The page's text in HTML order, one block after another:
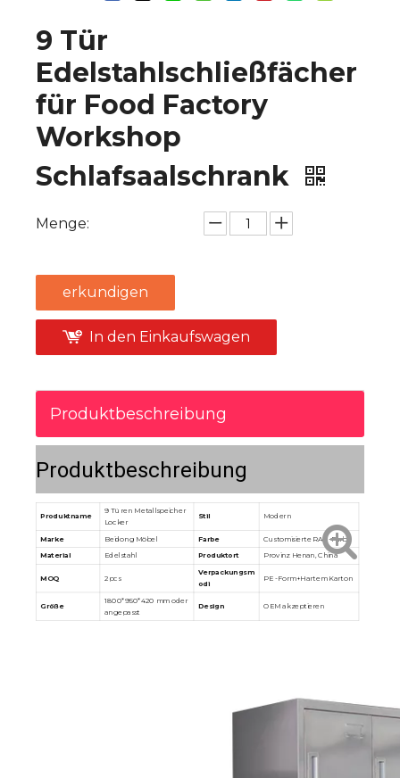
9 Tür
Edelstahlschließfächer
für Food Factory
Workshop
Schlafsaalschrank
Menge:
erkundigen
In den Einkaufswagen
Produktbeschreibung
Produktbeschreibung
Produktname
9 Türen Metallspeicher
Locker
Stil Modern
Marke Beidong Möbel Farbe Customisierte RAL -Farbe
Material Edelstahl Produktort Provinz Henan, China
MOQ 2pcs
Verpackungsm
odi
PE -Form+Hartem Karton
Größe
1800*950*420 mm oder
angepasst
Design OEM akzeptieren